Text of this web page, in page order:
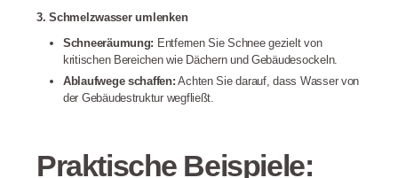
3. Schmelzwasser umlenken
Schneeräumung: Entfernen Sie Schnee gezielt von
kritischen Bereichen wie Dächern und Gebäudesockeln.
Ablaufwege schaffen: Achten Sie darauf, dass Wasser von
der Gebäudestruktur wegfließt.
Praktische Beispiele: